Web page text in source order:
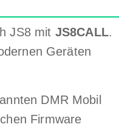
JS8 mit JS8CALL.
Geräten
DMR Mobil
Firmware